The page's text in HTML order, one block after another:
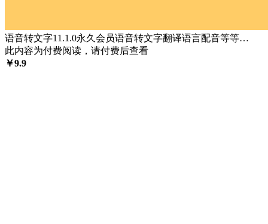
语音转文字11.1.0永久会员语音转文字翻译语言配音等等…
此内容为付费阅读，请付费后查看
￥9.9